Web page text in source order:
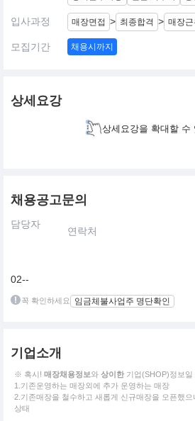
입사과정 매장면접 > 최종합격 > 매장근
모집기간 채용시까지
상세요강
상세요강을 확대할 수
채용공고문의
담당자
연락처
02--
꼭 확인하세요 임금체불사업주 명단확인
기업소개
※ 혹시! 매장채용정보와 상이한 기업(SHOP)정보일
1.기존운영하는 매장외에 추가 운영하는 매장
2.기존매장을 철수하고 새롭게 신규매장을 오픈했
상태